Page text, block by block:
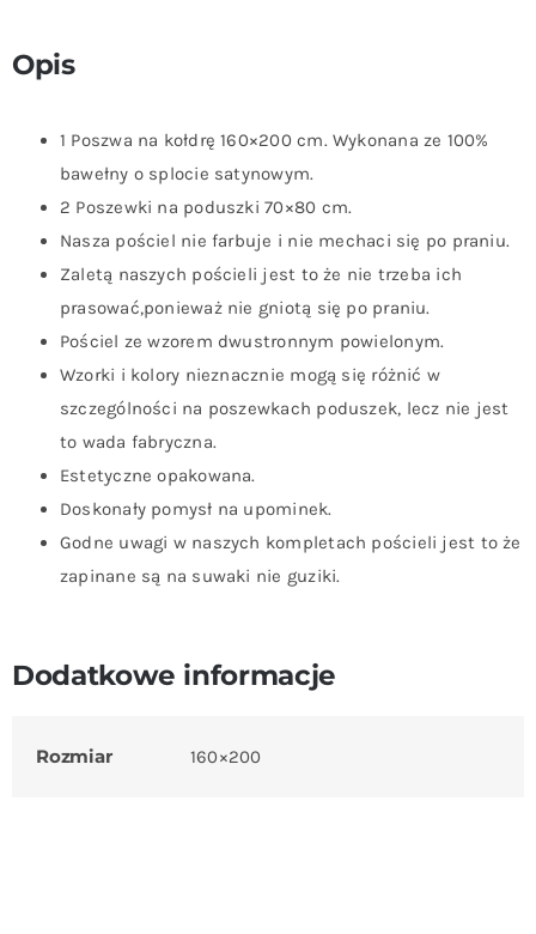
Opis
1 Poszwa na kołdrę 160×200 cm. Wykonana ze 100%
bawełny o splocie satynowym.
2 Poszewki na poduszki 70×80 cm.
Nasza pościel nie farbuje i nie mechaci się po praniu.
Zaletą naszych pościeli jest to że nie trzeba ich
prasować,ponieważ nie gniotą się po praniu.
Pościel ze wzorem dwustronnym powielonym.
Wzorki i kolory nieznacznie mogą się różnić w
szczególności na poszewkach poduszek, lecz nie jest
to wada fabryczna.
Estetyczne opakowana.
Doskonały pomysł na upominek.
Godne uwagi w naszych kompletach pościeli jest to że
zapinane są na suwaki nie guziki.
Dodatkowe informacje
Rozmiar 160×200